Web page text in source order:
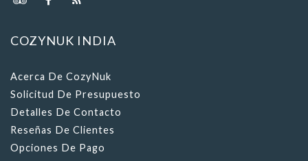
Solicitud De Presupuesto
Detalles De Contacto
Reseñas De Clientes
Opciones De Pago
Términos Y Condiciones